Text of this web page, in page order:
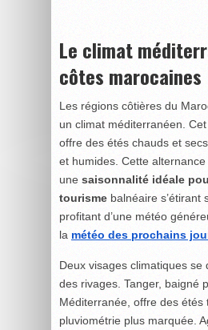
Le climat
côtes marocaines
Les régions côtières du
un climat méditerranéen.
offre des étés chauds et
et humides. Cette
une saisonnalité idéale
tourisme balnéaire s’étirant
profitant d’une météo
la météo des prochains
Deux visages climatiques se
des rivages. Tanger, baigné
Méditerranée, offre des étés
pluviométrie plus marquée.